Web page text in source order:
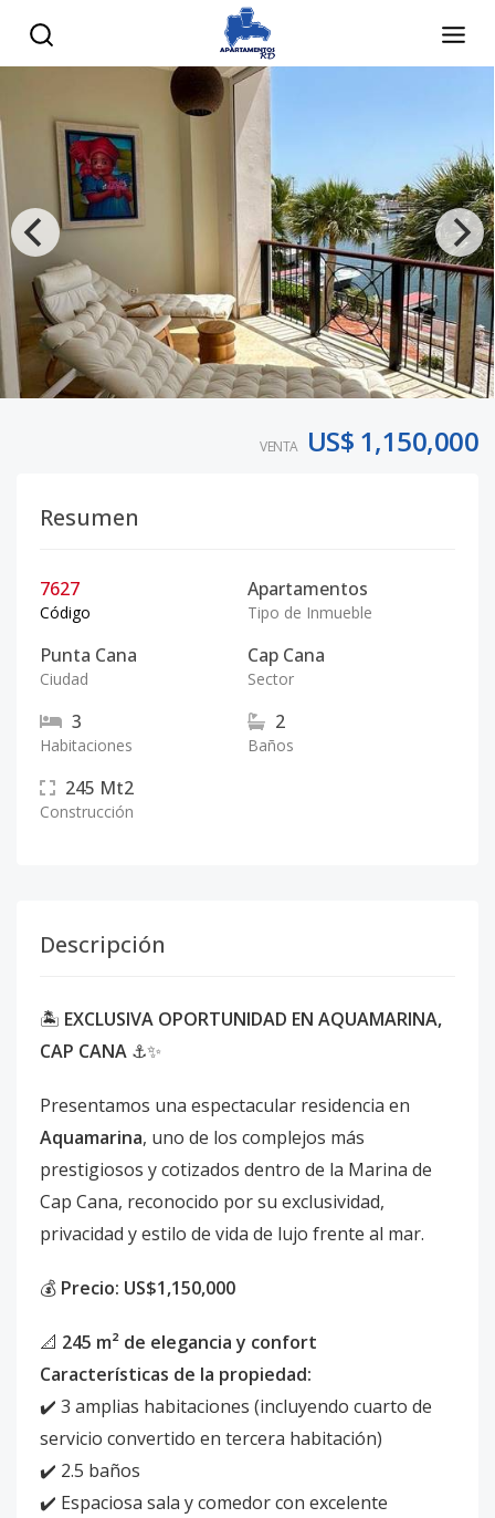
VENTA US$ 1,150,000
Resumen
7627
Código
Apartamentos
Tipo de Inmueble
Punta Cana
Ciudad
Cap Cana
Sector
3
Habitaciones
2
Baños
245 Mt2
Construcción
Descripción
🏝️ EXCLUSIVA OPORTUNIDAD EN AQUAMARINA,
CAP CANA ⚓✨
Presentamos una espectacular residencia en
Aquamarina, uno de los complejos más
prestigiosos y cotizados dentro de la Marina de
Cap Cana, reconocido por su exclusividad,
privacidad y estilo de vida de lujo frente al mar.
💰 Precio: US$1,150,000
📐 245 m² de elegancia y confort
Características de la propiedad:
✔️ 3 amplias habitaciones (incluyendo cuarto de
servicio convertido en tercera habitación)
✔️ 2.5 baños
✔️ Espaciosa sala y comedor con excelente